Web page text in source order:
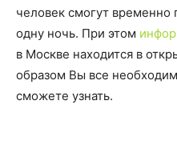
человек смогут временно
одну ночь. При этом
в Москве находится в
образом Вы все
сможете узнать.